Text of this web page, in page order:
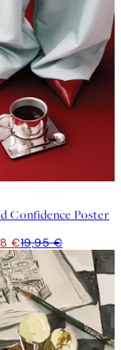
Confidence Poster
€19,95 €